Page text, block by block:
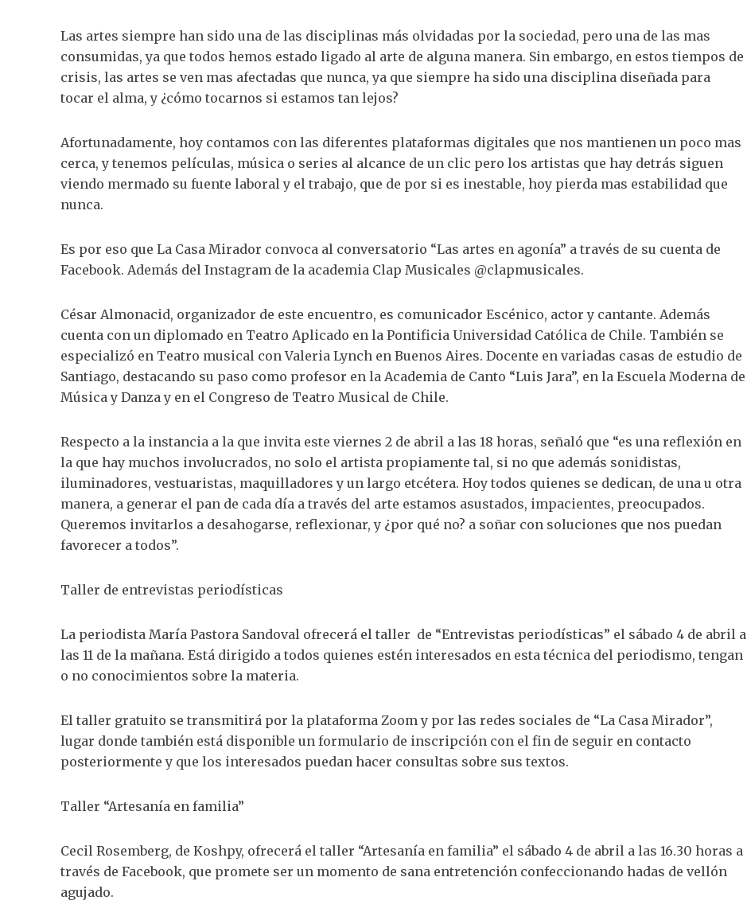
Las artes siempre han sido una de las disciplinas más olvidadas por la sociedad, pero una de las mas
consumidas, ya que todos hemos estado ligado al arte de alguna manera. Sin embargo, en estos tiempos de
crisis, las artes se ven mas afectadas que nunca, ya que siempre ha sido una disciplina diseñada para
tocar el alma, y ¿cómo tocarnos si estamos tan lejos?
Afortunadamente, hoy contamos con las diferentes plataformas digitales que nos mantienen un poco mas
cerca, y tenemos películas, música o series al alcance de un clic pero los artistas que hay detrás siguen
viendo mermado su fuente laboral y el trabajo, que de por si es inestable, hoy pierda mas estabilidad que
nunca.
Es por eso que La Casa Mirador convoca al conversatorio “Las artes en agonía” a través de su cuenta de
Facebook. Además del Instagram de la academia Clap Musicales @clapmusicales.
César Almonacid, organizador de este encuentro, es comunicador Escénico, actor y cantante. Además
cuenta con un diplomado en Teatro Aplicado en la Pontificia Universidad Católica de Chile. También se
especializó en Teatro musical con Valeria Lynch en Buenos Aires. Docente en variadas casas de estudio de
Santiago, destacando su paso como profesor en la Academia de Canto “Luis Jara”, en la Escuela Moderna de
Música y Danza y en el Congreso de Teatro Musical de Chile.
Respecto a la instancia a la que invita este viernes 2 de abril a las 18 horas, señaló que “es una reflexión en
la que hay muchos involucrados, no solo el artista propiamente tal, si no que además sonidistas,
iluminadores, vestuaristas, maquilladores y un largo etcétera. Hoy todos quienes se dedican, de una u otra
manera, a generar el pan de cada día a través del arte estamos asustados, impacientes, preocupados.
Queremos invitarlos a desahogarse, reflexionar, y ¿por qué no? a soñar con soluciones que nos puedan
favorecer a todos”.
Taller de entrevistas periodísticas
La periodista María Pastora Sandoval ofrecerá el taller de “Entrevistas periodísticas” el sábado 4 de abril a
las 11 de la mañana. Está dirigido a todos quienes estén interesados en esta técnica del periodismo, tengan
o no conocimientos sobre la materia.
El taller gratuito se transmitirá por la plataforma Zoom y por las redes sociales de “La Casa Mirador”,
lugar donde también está disponible un formulario de inscripción con el fin de seguir en contacto
posteriormente y que los interesados puedan hacer consultas sobre sus textos.
Taller “Artesanía en familia”
Cecil Rosemberg, de Koshpy, ofrecerá el taller “Artesanía en familia” el sábado 4 de abril a las 16.30 horas a
través de Facebook, que promete ser un momento de sana entretención confeccionando hadas de vellón
agujado.